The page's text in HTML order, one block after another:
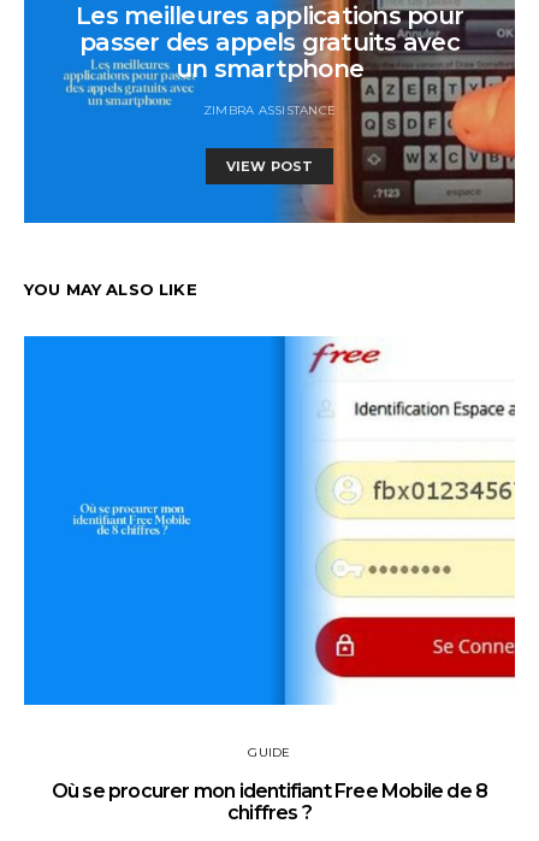
Les meilleures applications pour
passer des appels gratuits avec
un smartphone
ZIMBRA ASSISTANCE
VIEW POST
YOU MAY ALSO LIKE
GUIDE
Où se procurer mon identifiant Free Mobile de 8
chiffres ?